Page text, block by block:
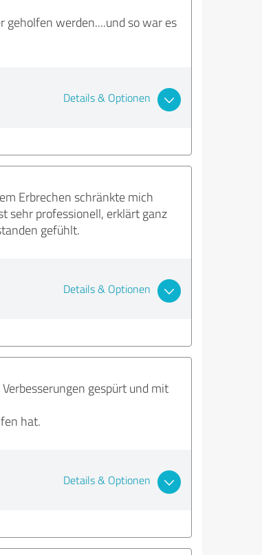
werden....und so war es
Details & Optionen
Erbrechen schränkte mich
sehr professionell, erklärt ganz
gefühlt.
Details & Optionen
gespürt und mit
hat.
Details & Optionen